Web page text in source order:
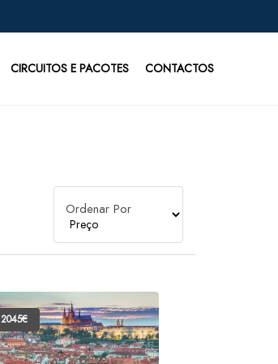
CIRCUITOS E PACOTES CONTACTOS
Ordenar Por
2045€